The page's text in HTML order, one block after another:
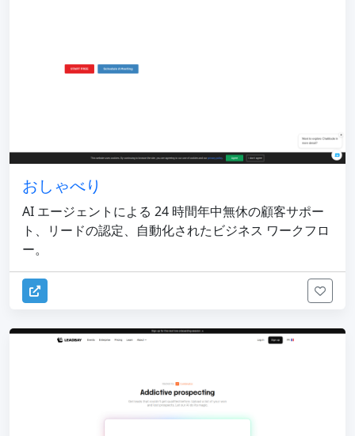
おしゃべり
AI エージェントによる 24 時間年中無休の顧客サポー
ト、リードの認定、自動化されたビジネス ワークフロ
ー。